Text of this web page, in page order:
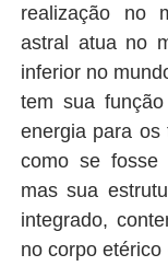
realização no
astral atua no
inferior no
tem sua
energia para os
como se fosse
mas sua
integrado,
no corpo